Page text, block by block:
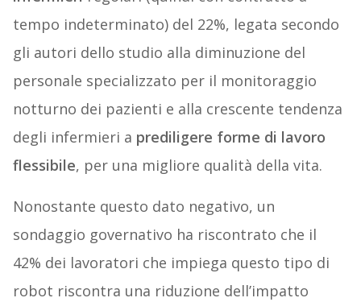
tempo indeterminato) del 22%, legata secondo
gli autori dello studio alla diminuzione del
personale specializzato per il monitoraggio
notturno dei pazienti e alla crescente tendenza
degli infermieri a prediligere forme di lavoro
flessibile, per una migliore qualità della vita.
Nonostante questo dato negativo, un
sondaggio governativo ha riscontrato che il
42% dei lavoratori che impiega questo tipo di
robot riscontra una riduzione dell’impatto